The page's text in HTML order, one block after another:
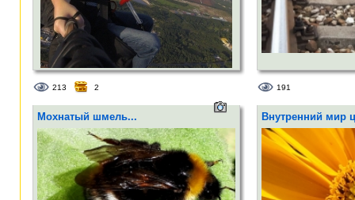
213 2 191
Мохнатый шмель... Внутренний мир